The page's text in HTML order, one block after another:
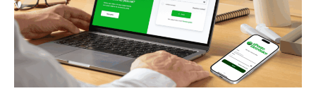
de
forma
inteligente